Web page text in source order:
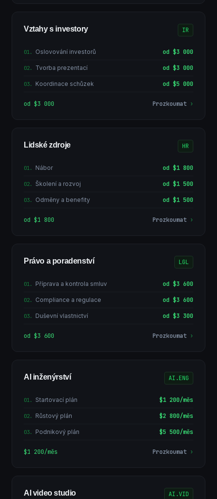
Vztahy s investory IR
01. Oslovování investorů od $3 000
02. Tvorba prezentací od $3 000
03. Koordinace schůzek od $5 000
od $3 000 Prozkoumat ›
Lidské zdroje HR
01. Nábor od $1 800
02. Školení a rozvoj od $1 500
03. Odměny a benefity od $1 500
od $1 800 Prozkoumat ›
Právo a poradenství LGL
01. Příprava a kontrola smluv od $3 600
02. Compliance a regulace od $3 600
03. Duševní vlastnictví od $3 300
od $3 600 Prozkoumat ›
AI inženýrství AI.ENG
01. Startovací plán $1 200/měs
02. Růstový plán $2 800/měs
03. Podnikový plán $5 500/měs
$1 200/měs Prozkoumat ›
AI video studio AI.VID